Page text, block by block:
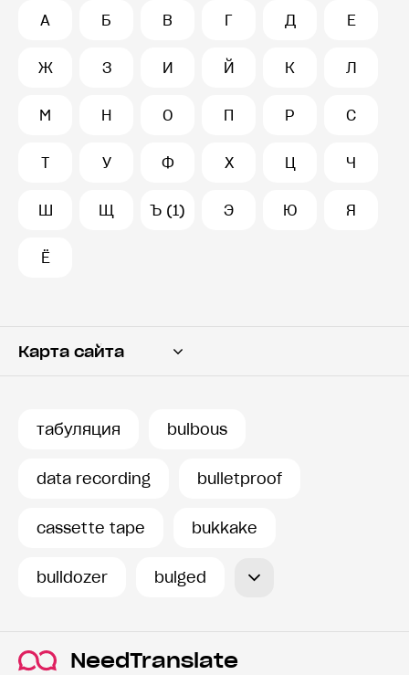
А Б В Г Д Е
Ж З И Й К Л
М Н О П Р С
Т У Ф Х Ц Ч
Ш Щ Ъ (1) Э Ю Я
Ё
Карта сайта
табуляция bulbous
data recording bulletproof
cassette tape bukkake
bulldozer bulged
NeedTranslate